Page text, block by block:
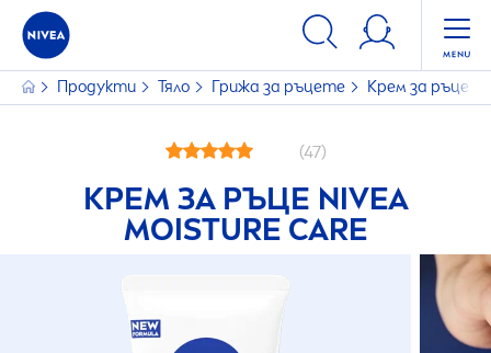
Продукти Тяло Грижа за ръцете Крем за ръце
(47)
КРЕМ ЗА РЪЦЕ NIVEA
MOISTURE CARE